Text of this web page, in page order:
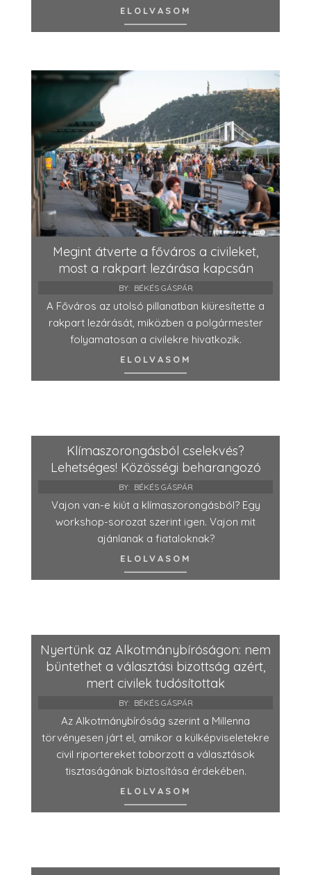
ELOLVASOM
Megint átverte a főváros a civileket,
most a rakpart lezárása kapcsán
BY: BÉKÉS GÁSPÁR
A Főváros az utolsó pillanatban kiüresítette a
rakpart lezárását, miközben a polgármester
folyamatosan a civilekre hivatkozik.
ELOLVASOM
Klímaszorongásból cselekvés?
Lehetséges! Közösségi beharangozó
BY: BÉKÉS GÁSPÁR
Vajon van-e kiút a klímaszorongásból? Egy
workshop-sorozat szerint igen. Vajon mit
ajánlanak a fiataloknak?
ELOLVASOM
Nyertünk az Alkotmánybíróságon: nem
büntethet a választási bizottság azért,
mert civilek tudósítottak
BY: BÉKÉS GÁSPÁR
Az Alkotmánybíróság szerint a Millenna
törvényesen járt el, amikor a külképviseletekre
civil riportereket toborzott a választások
tisztaságának biztosítása érdekében.
ELOLVASOM